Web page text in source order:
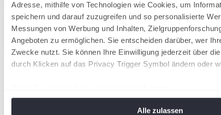
Adresse, mithilfe von Technologien wie Cookies, um
speichern und darauf zuzugreifen und so personalisierte
Messungen von Werbung und Inhalten,
Angeboten zu ermöglichen. Sie entscheiden darüber, wer
Zwecke nutzt. Sie können Ihre Einwilligung jederzeit über
durch Klicken auf das Privacy Trigger Symbol ändern oder
Alle zulassen
sichern sich in diesem Jahr die Meistertitel in der Badenliga